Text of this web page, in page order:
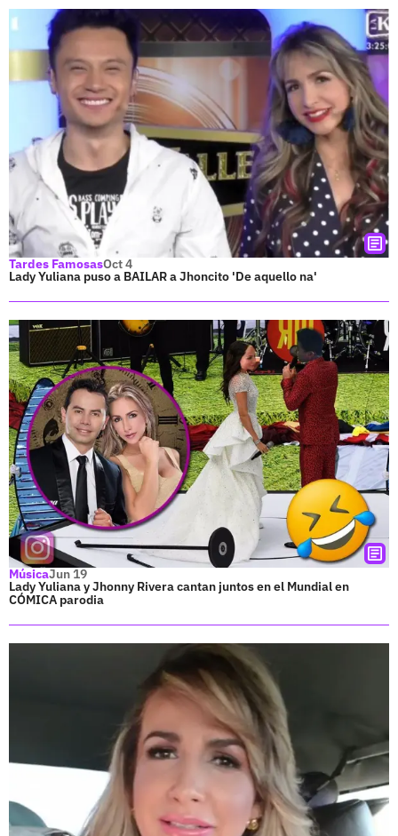
Tardes FamosasOct 4
Lady Yuliana puso a BAILAR a Jhoncito 'De aquello na'
MúsicaJun 19
Lady Yuliana y Jhonny Rivera cantan juntos en el Mundial en
CÓMICA parodia